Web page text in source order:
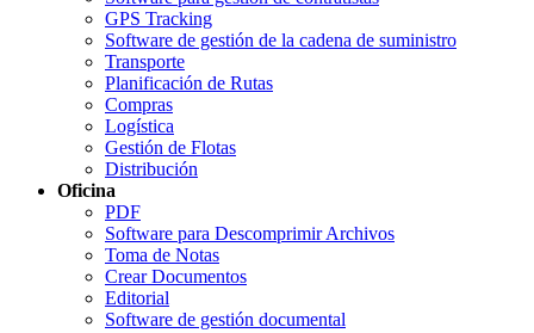
GPS Tracking
Software de gestión de la cadena de suministro
Transporte
Planificación de Rutas
Compras
Logística
Gestión de Flotas
Distribución
Oficina
PDF
Software para Descomprimir Archivos
Toma de Notas
Crear Documentos
Editorial
Software de gestión documental